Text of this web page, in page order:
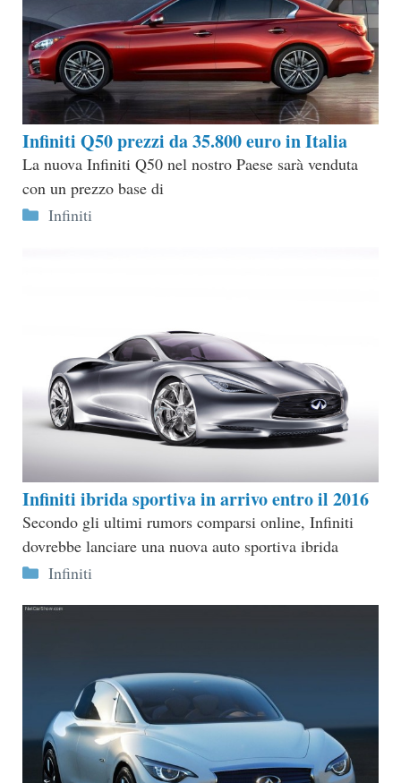
Infiniti Q50 prezzi da 35.800 euro in Italia
La nuova Infiniti Q50 nel nostro Paese sarà venduta
con un prezzo base di
Categorie
Infiniti
Infiniti ibrida sportiva in arrivo entro il 2016
Secondo gli ultimi rumors comparsi online, Infiniti
dovrebbe lanciare una nuova auto sportiva ibrida
Categorie
Infiniti